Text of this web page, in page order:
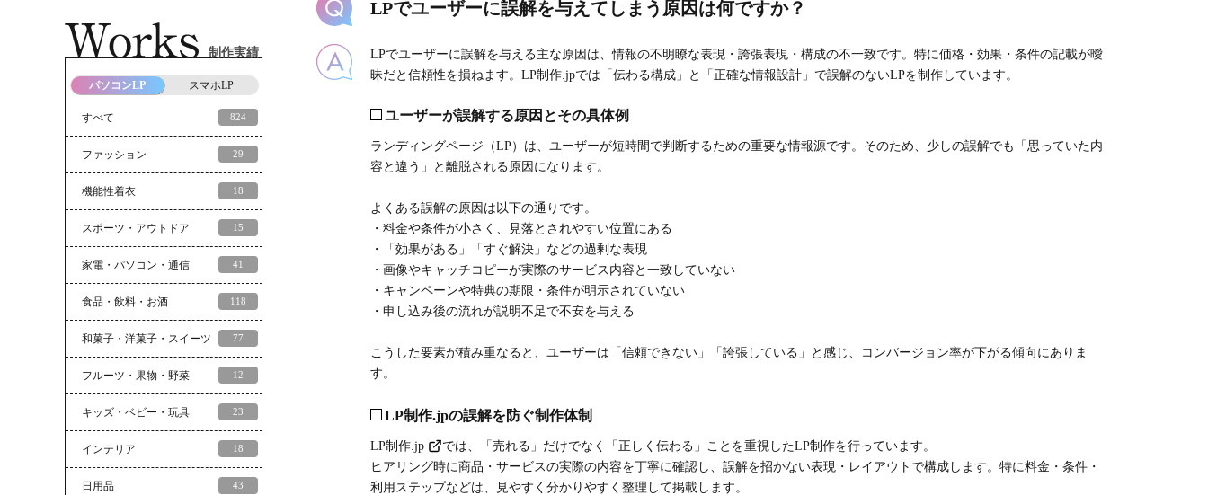
LPでユーザーに誤解を与えてしまう原因は何ですか？
LPでユーザーに誤解を与える主な原因は、情報の不明瞭な表現・誇張表現・構成の不一致です。特に価格・効果・条件の記載が曖
昧だと信頼性を損ねます。LP制作.jpでは「伝わる構成」と「正確な情報設計」で誤解のないLPを制作しています。
ユーザーが誤解する原因とその具体例
ランディングページ（LP）は、ユーザーが短時間で判断するための重要な情報源です。そのため、少しの誤解でも「思っていた内
容と違う」と離脱される原因になります。
よくある誤解の原因は以下の通りです。
・料金や条件が小さく、見落とされやすい位置にある
・「効果がある」「すぐ解決」などの過剰な表現
・画像やキャッチコピーが実際のサービス内容と一致していない
・キャンペーンや特典の期限・条件が明示されていない
・申し込み後の流れが説明不足で不安を与える
こうした要素が積み重なると、ユーザーは「信頼できない」「誇張している」と感じ、コンバージョン率が下がる傾向にありま
す。
LP制作.jpの誤解を防ぐ制作体制
LP制作.jp
では、「売れる」だけでなく「正しく伝わる」ことを重視したLP制作を行っています。
ヒアリング時に商品・サービスの実際の内容を丁寧に確認し、誤解を招かない表現・レイアウトで構成します。特に料金・条件・
利用ステップなどは、見やすく分かりやすく整理して掲載します。
制作実績
パソコンLP スマホLP
すべて 824
ファッション 29
機能性着衣 18
スポーツ・アウトドア 15
家電・パソコン・通信 41
食品・飲料・お酒 118
和菓子・洋菓子・スイーツ 77
フルーツ・果物・野菜 12
キッズ・ベビー・玩具 23
インテリア 18
日用品 43